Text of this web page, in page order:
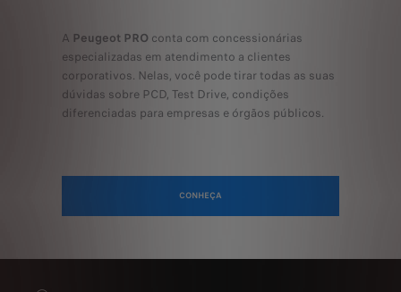
A Peugeot PRO conta com concessionárias
especializadas em atendimento a clientes
corporativos. Nelas, você pode tirar todas as suas
dúvidas sobre PCD, Test Drive, condições
diferenciadas para empresas e órgãos públicos.
CONHEÇA